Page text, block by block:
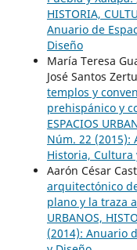
HISTORIA,
Anuario de
Diseño
María Teresa
José Santos
templos y
prehispánico y
ESPACIOS
Núm. 22 (2015):
Historia, Cultura
Aarón César
arquitectónico
plano y la traza
URBANOS,
(2014): Anuario